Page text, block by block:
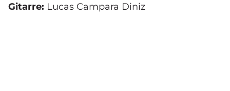
Gitarre: Lucas Campara Diniz